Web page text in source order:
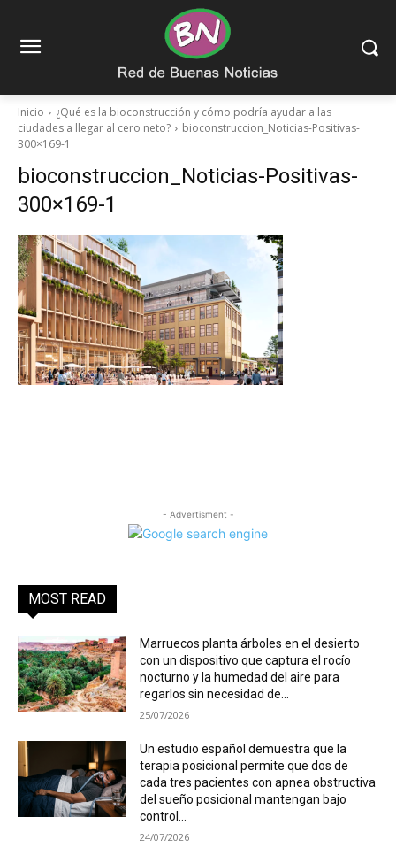
Inicio
¿Qué es la bioconstrucción y cómo podría ayudar a las
ciudades a llegar al cero neto?
bioconstruccion_Noticias-Positivas-
300×169-1
bioconstruccion_Noticias-Positivas-
300×169-1
- Advertisment -
MOST READ
Marruecos planta árboles en el desierto
con un dispositivo que captura el rocío
nocturno y la humedad del aire para
regarlos sin necesidad de...
25/07/2026
Un estudio español demuestra que la
terapia posicional permite que dos de
cada tres pacientes con apnea obstructiva
del sueño posicional mantengan bajo
control...
24/07/2026